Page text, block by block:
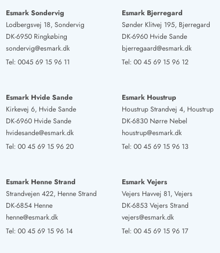
Esmark Sondervig
Lodbergsvej 18, Sondervig
DK-6950 Ringkøbing
sondervig@esmark.dk
Tel: 0045 69 15 96 11
Esmark Bjerregard
Sønder Klitvej 195, Bjerregard
DK-6960 Hvide Sande
bjerregaard@esmark.dk
Tel: 00 45 69 15 96 12
Esmark Hvide Sande
Kirkevej 6, Hvide Sande
DK-6960 Hvide Sande
hvidesande@esmark.dk
Tel: 00 45 69 15 96 20
Esmark Houstrup
Houstrup Strandvej 4, Houstrup
DK-6830 Nørre Nebel
houstrup@esmark.dk
Tel: 00 45 69 15 96 13
Esmark Henne Strand
Strandvejen 422, Henne Strand
DK-6854 Henne
henne@esmark.dk
Tel: 00 45 69 15 96 14
Esmark Vejers
Vejers Havvej 81, Vejers
DK-6853 Vejers Strand
vejers@esmark.dk
Tel: 00 45 69 15 96 17